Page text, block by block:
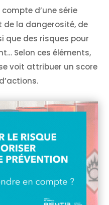
d’une série
de la dangerosité, de
que des risques pour
Selon ces éléments,
voit attribuer un score